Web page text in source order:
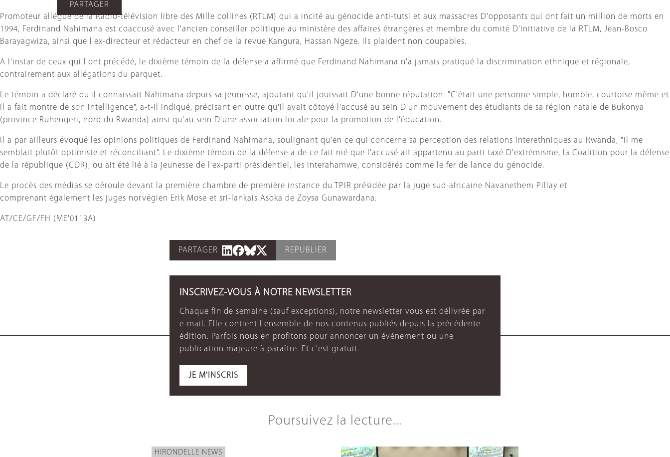
PARTAGER
Promoteur allégué de la Radio-télévision libre des Mille collines (RTLM) qui a incité au génocide anti-tutsi et aux massacres D'opposants qui ont fait un million de morts en
1994, Ferdinand Nahimana est coaccusé avec l'ancien conseiller politique au ministère des affaires étrangères et membre du comité D'initiative de la RTLM, Jean-Bosco
Barayagwiza, ainsi que l'ex-directeur et rédacteur en chef de la revue Kangura, Hassan Ngeze. Ils plaident non coupables.
A l'instar de ceux qui l'ont précédé, le dixième témoin de la défense a affirmé que Ferdinand Nahimana n'a jamais pratiqué la discrimination ethnique et régionale,
contrairement aux allégations du parquet.
Le témoin a déclaré qu'il connaissait Nahimana depuis sa jeunesse, ajoutant qu'il jouissait D'une bonne réputation. "C'était une personne simple, humble, courtoise même et
il a fait montre de son intelligence", a-t-il indiqué, précisant en outre qu'il avait côtoyé l'accusé au sein D'un mouvement des étudiants de sa région natale de Bukonya
(province Ruhengeri, nord du Rwanda) ainsi qu'au sein D'une association locale pour la promotion de l'éducation.
Il a par ailleurs évoqué les opinions politiques de Ferdinand Nahimana, soulignant qu'en ce qui concerne sa perception des relations interethniques au Rwanda, "il me
semblait plutôt optimiste et réconciliant". Le dixième témoin de la défense a de ce fait nié que l'accusé ait appartenu au parti taxé D'extrémisme, la Coalition pour la défense
de la république (CDR), ou ait été lié à la jeunesse de l'ex-parti présidentiel, les Interahamwe, considérés comme le fer de lance du génocide.
Le procès des médias se déroule devant la première chambre de première instance du TPIR présidée par la juge sud-africaine Navanethem Pillay et
comprenant également les juges norvégien Erik Mose et sri-lankais Asoka de Zoysa Gunawardana.
AT/CE/GF/FH (ME'0113A)
PARTAGER REPUBLIER
INSCRIVEZ-VOUS À NOTRE NEWSLETTER
Chaque fin de semaine (sauf exceptions), notre newsletter vous est délivrée par
e-mail. Elle contient l'ensemble de nos contenus publiés depuis la précédente
édition. Parfois nous en profitons pour annoncer un événement ou une
publication majeure à paraître. Et c'est gratuit.
JE M'INSCRIS
Poursuivez la lecture...
HIRONDELLE NEWS